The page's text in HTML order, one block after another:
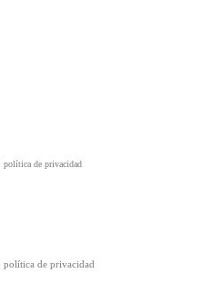
política de privacidad
política de privacidad